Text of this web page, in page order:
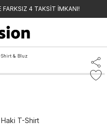
FARKSIZ 4 TAKSİT İMKANI!
Shirt & Bluz
T-Shirt